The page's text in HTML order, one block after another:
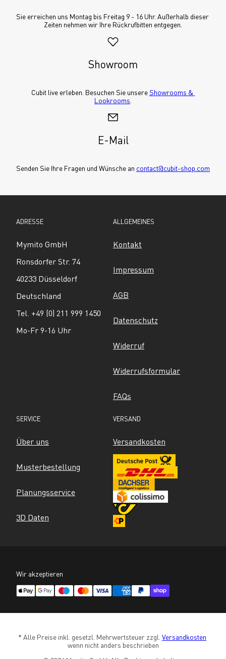
Sie erreichen uns Montag bis Freitag 9 - 16 Uhr. Außerhalb dieser
Zeiten nehmen wir Ihre Rückrufbitten entgegen.
Showroom
Cubit live erleben. Besuchen Sie unsere Showrooms &
Lookrooms
E-Mail
Senden Sie Ihre Fragen und Wünsche an contact@cubit-shop.com
ADRESSE
Mymito GmbH
Ronsdorfer Str. 74
40233 Düsseldorf
Deutschland
Tel. +49 (0) 211 999 1450
Mo-Fr 9-16 Uhr
ALLGEMEINES
Kontakt
Impressum
AGB
Datenschutz
Widerruf
Widerrufsformular
FAQs
SERVICE
Über uns
Musterbestellung
Planungsservice
3D Daten
VERSAND
Versandkosten
Wir akzeptieren
* Alle Preise inkl. gesetzl. Mehrwertsteuer zzgl. Versandkosten
wenn nicht anders beschrieben